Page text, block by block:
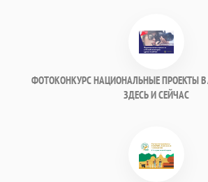
ФОТОКОНКУРС НАЦИОНАЛЬНЫЕ ПРОЕКТЫ В
ЗДЕСЬ И СЕЙЧАС